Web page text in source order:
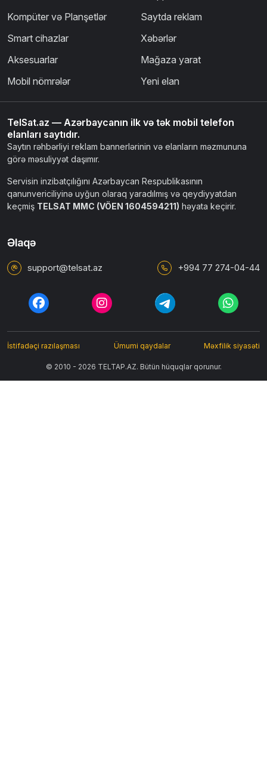
Kompüter və Planşetlər
Smart cihazlar
Aksesuarlar
Mobil nömrələr
Saytda reklam
Xəbərlər
Mağaza yarat
Yeni elan
TelSat.az — Azərbaycanın ilk və tək mobil telefon
elanları saytıdır.
Saytın rəhbərliyi reklam bannerlərinin və elanların məzmununa
görə məsuliyyət daşımır.
Servisin inzibatçılığını Azərbaycan Respublikasının
qanunvericiliyinə uyğun olaraq yaradılmış və qeydiyyatdan
keçmiş TELSAT MMC (VÖEN 1604594211) həyata keçirir.
Əlaqə
support@telsat.az +994 77 274-04-44
© 2010 - 2026 TELTAP.AZ. Bütün hüquqlar qorunur.
İstifadəçi razılaşması Ümumi qaydalar Məxfilik siyasəti